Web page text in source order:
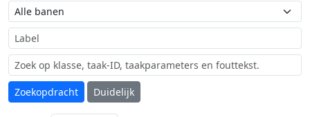
Taak naam
Label
Zoekopdracht
Duidelijk